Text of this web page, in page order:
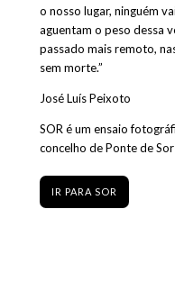
o nosso lugar, ninguém
aguentam o peso dessa
passado mais remoto,
sem morte.”
José Luís Peixoto
SOR é um ensaio
concelho de Ponte de
IR PARA SOR